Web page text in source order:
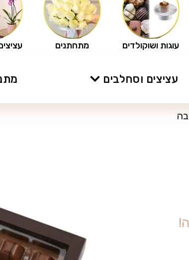
מתחתנים עוגות ושוקולדים
עציצים וסחלבים
ה!